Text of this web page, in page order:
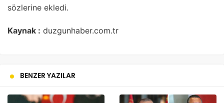
sözlerine ekledi.
Kaynak : duzgunhaber.com.tr
BENZER YAZILAR